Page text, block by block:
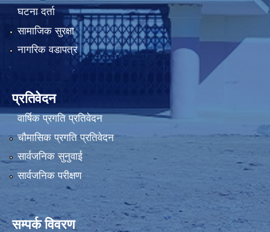
घटना दर्ता
सामाजिक सुरक्षा
नागरिक वडापत्र
प्रतिवेदन
वार्षिक प्रगति प्रतिवेदन
चौमासिक प्रगति प्रतिवेदन
सार्वजनिक सुनुवाई
सार्वजनिक परीक्षण
सम्पर्क विवरण